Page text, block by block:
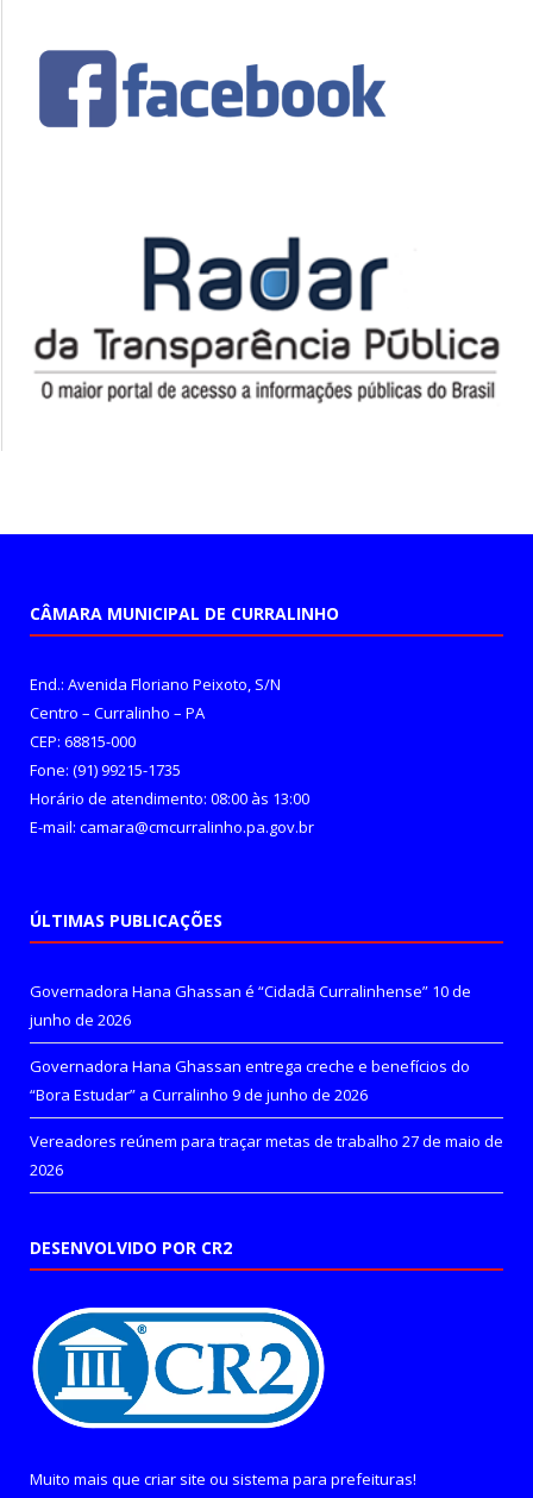
CÂMARA MUNICIPAL DE CURRALINHO
End.: Avenida Floriano Peixoto, S/N
Centro – Curralinho – PA
CEP: 68815-000
Fone: (91) 99215-1735
Horário de atendimento: 08:00 às 13:00
E-mail: camara@cmcurralinho.pa.gov.br
ÚLTIMAS PUBLICAÇÕES
Governadora Hana Ghassan é “Cidadã Curralinhense” 10 de
junho de 2026
Governadora Hana Ghassan entrega creche e benefícios do
“Bora Estudar” a Curralinho 9 de junho de 2026
Vereadores reúnem para traçar metas de trabalho 27 de maio de
2026
DESENVOLVIDO POR CR2
Muito mais que criar site ou sistema para prefeituras!